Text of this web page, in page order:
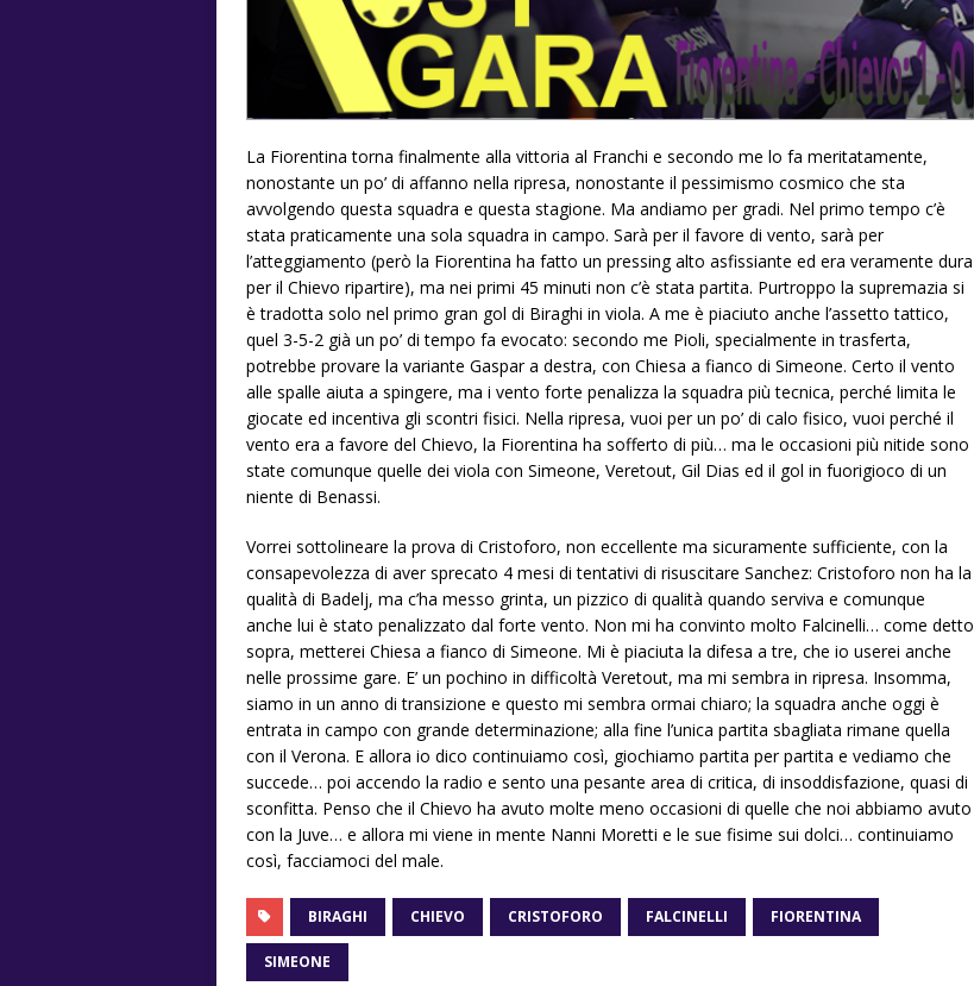
La Fiorentina torna finalmente alla vittoria al Franchi e secondo me lo fa meritatamente,
nonostante un po’ di affanno nella ripresa, nonostante il pessimismo cosmico che sta
avvolgendo questa squadra e questa stagione. Ma andiamo per gradi. Nel primo tempo c’è
stata praticamente una sola squadra in campo. Sarà per il favore di vento, sarà per
l’atteggiamento (però la Fiorentina ha fatto un pressing alto asfissiante ed era veramente dura
per il Chievo ripartire), ma nei primi 45 minuti non c’è stata partita. Purtroppo la supremazia si
è tradotta solo nel primo gran gol di Biraghi in viola. A me è piaciuto anche l’assetto tattico,
quel 3-5-2 già un po’ di tempo fa evocato: secondo me Pioli, specialmente in trasferta,
potrebbe provare la variante Gaspar a destra, con Chiesa a fianco di Simeone. Certo il vento
alle spalle aiuta a spingere, ma i vento forte penalizza la squadra più tecnica, perché limita le
giocate ed incentiva gli scontri fisici. Nella ripresa, vuoi per un po’ di calo fisico, vuoi perché il
vento era a favore del Chievo, la Fiorentina ha sofferto di più… ma le occasioni più nitide sono
state comunque quelle dei viola con Simeone, Veretout, Gil Dias ed il gol in fuorigioco di un
niente di Benassi.
Vorrei sottolineare la prova di Cristoforo, non eccellente ma sicuramente sufficiente, con la
consapevolezza di aver sprecato 4 mesi di tentativi di risuscitare Sanchez: Cristoforo non ha la
qualità di Badelj, ma c’ha messo grinta, un pizzico di qualità quando serviva e comunque
anche lui è stato penalizzato dal forte vento. Non mi ha convinto molto Falcinelli… come detto
sopra, metterei Chiesa a fianco di Simeone. Mi è piaciuta la difesa a tre, che io userei anche
nelle prossime gare. E’ un pochino in difficoltà Veretout, ma mi sembra in ripresa. Insomma,
siamo in un anno di transizione e questo mi sembra ormai chiaro; la squadra anche oggi è
entrata in campo con grande determinazione; alla fine l’unica partita sbagliata rimane quella
con il Verona. E allora io dico continuiamo così, giochiamo partita per partita e vediamo che
succede… poi accendo la radio e sento una pesante area di critica, di insoddisfazione, quasi di
sconfitta. Penso che il Chievo ha avuto molte meno occasioni di quelle che noi abbiamo avuto
con la Juve… e allora mi viene in mente Nanni Moretti e le sue fisime sui dolci… continuiamo
così, facciamoci del male.
BIRAGHI CHIEVO CRISTOFORO FALCINELLI FIORENTINA
SIMEONE